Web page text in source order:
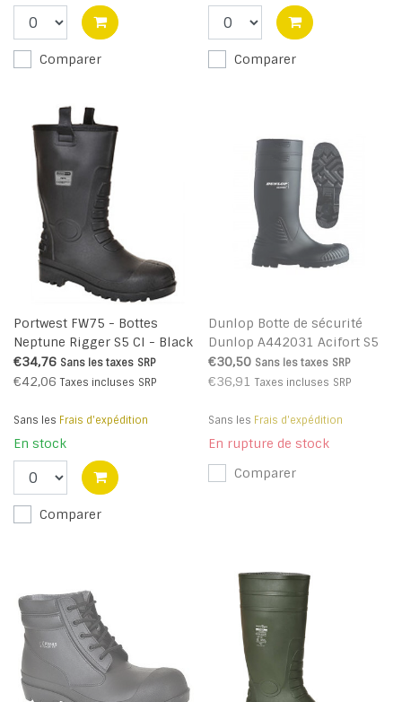
Comparer Comparer
Portwest FW75 - Bottes
Neptune Rigger S5 CI - Black
- R
€34,76 Sans les taxes SRP
€42,06 Taxes incluses SRP
Sans les Frais d'expédition
En stock
Comparer
Dunlop Botte de sécurité
Dunlop A442031 Acifort S5
€30,50 Sans les taxes SRP
€36,91 Taxes incluses SRP
Sans les Frais d'expédition
En rupture de stock
Comparer